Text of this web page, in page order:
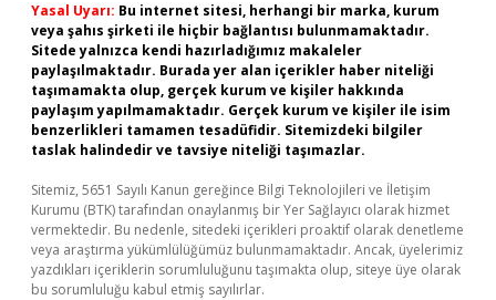
Yasal Uyarı: Bu internet sitesi, herhangi bir marka, kurum
veya şahıs şirketi ile hiçbir bağlantısı bulunmamaktadır.
Sitede yalnızca kendi hazırladığımız makaleler
paylaşılmaktadır. Burada yer alan içerikler haber niteliği
taşımamakta olup, gerçek kurum ve kişiler hakkında
paylaşım yapılmamaktadır. Gerçek kurum ve kişiler ile isim
benzerlikleri tamamen tesadüfidir. Sitemizdeki bilgiler
taslak halindedir ve tavsiye niteliği taşımazlar.
Sitemiz, 5651 Sayılı Kanun gereğince Bilgi Teknolojileri ve İletişim
Kurumu (BTK) tarafından onaylanmış bir Yer Sağlayıcı olarak hizmet
vermektedir. Bu nedenle, sitedeki içerikleri proaktif olarak denetleme
veya araştırma yükümlülüğümüz bulunmamaktadır. Ancak, üyelerimiz
yazdıkları içeriklerin sorumluluğunu taşımakta olup, siteye üye olarak
bu sorumluluğu kabul etmiş sayılırlar.